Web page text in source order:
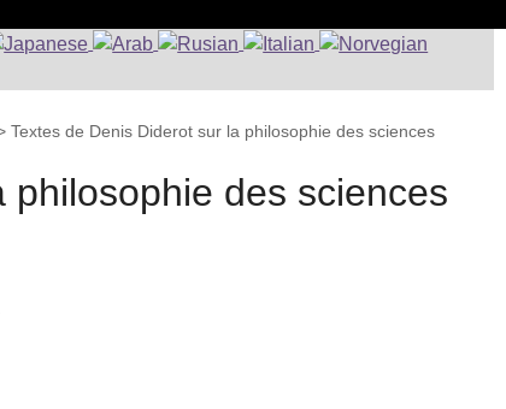
Textes de Denis Diderot sur la philosophie des sciences
des sciences